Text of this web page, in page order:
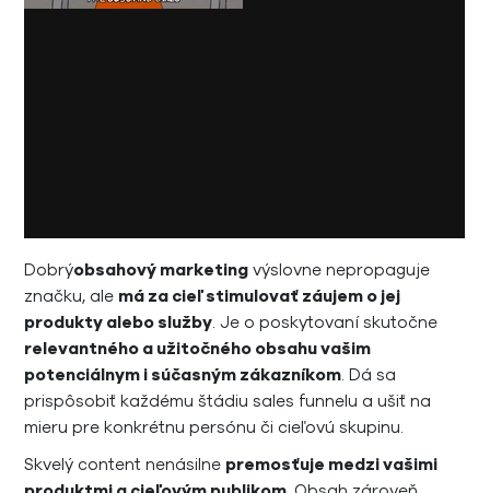
Dobrýobsahový marketing výslovne nepropaguje
značku, ale má za cieľ stimulovať záujem o jej
produkty alebo služby. Je o poskytovaní skutočne
relevantného a užitočného obsahu vašim
potenciálnym i súčasným zákazníkom. Dá sa
prispôsobiť každému štádiu sales funnelu a ušiť na
mieru pre konkrétnu persónu či cieľovú skupinu.
Skvelý content nenásilne premosťuje medzi vašimi